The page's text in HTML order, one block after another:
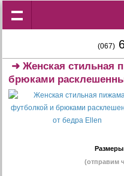
(067)
➜Женская стильная
брюками
Размеры
(отправим